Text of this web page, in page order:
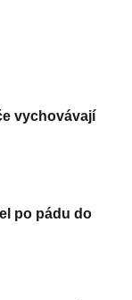
vychovávají
po pádu do